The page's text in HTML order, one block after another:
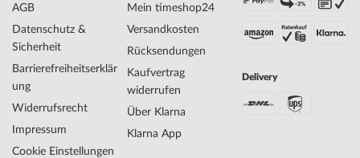
AGB
Datenschutz &
Sicherheit
Barrierefreiheitserklär
ung
Widerrufsrecht
Impressum
Cookie Einstellungen
Mein timeshop24
Versandkosten
Rücksendungen
Kaufvertrag
widerrufen
Über Klarna
Klarna App
Delivery